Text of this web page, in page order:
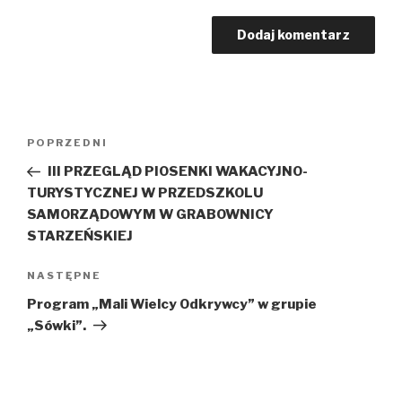
Poprzedni
wpis
POPRZEDNI
III PRZEGLĄD PIOSENKI WAKACYJNO-
TURYSTYCZNEJ W PRZEDSZKOLU
SAMORZĄDOWYM W GRABOWNICY
STARZEŃSKIEJ
Następny
wpis
NASTĘPNE
Program „Mali Wielcy Odkrywcy” w grupie
„Sówki”.